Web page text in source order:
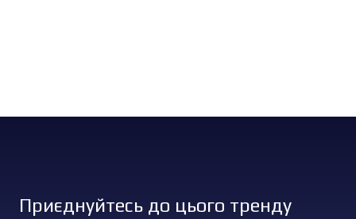
Приєднуйтесь до цього тренду